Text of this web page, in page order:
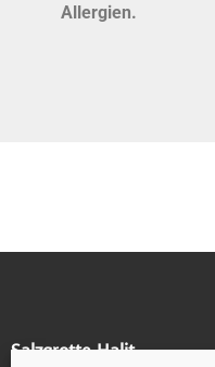
Allergien.
Salzgrotte Halit